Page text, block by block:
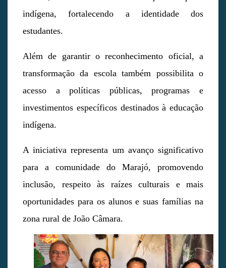
indígena, fortalecendo a identidade dos
estudantes.
Além de garantir o reconhecimento oficial, a
transformação da escola também possibilita o
acesso a políticas públicas, programas e
investimentos específicos destinados à educação
indígena.
A iniciativa representa um avanço significativo
para a comunidade do Marajó, promovendo
inclusão, respeito às raízes culturais e mais
oportunidades para os alunos e suas famílias na
zona rural de João Câmara.